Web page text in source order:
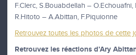
F.Clerc, S.Bouabdellah – O.Echouafni,
R.Hitoto – A.Abittan, F.Piquionne
Retrouvez toutes les photos de cette
Retrouvez les réactions d’Ary